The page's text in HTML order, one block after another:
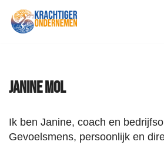
Ga
Janine Mol
Ik ben Janine, coach en
Gevoelsmens, persoonlijk en